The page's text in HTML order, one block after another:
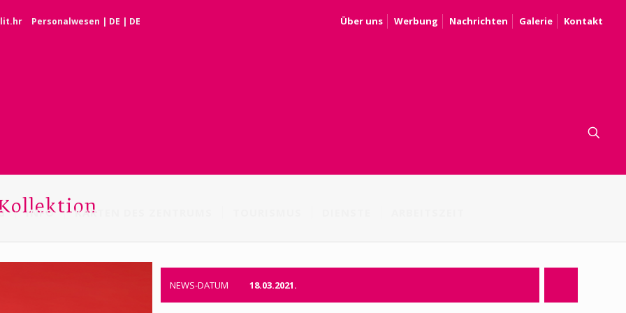
Personalwesen | DE | DE Über uns Werbung Nachrichten Galerie Kontakt
INFO KARTEN DES ZENTRUMS
Kollektion
NEWS-DATUM 18.03.2021.